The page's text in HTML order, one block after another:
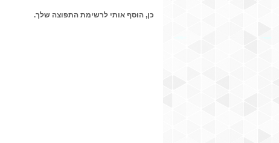
כן, הוסף אותי לרשימת התפוצה שלך.